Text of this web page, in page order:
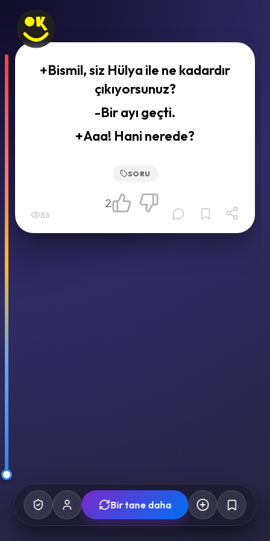
+Bismil, siz Hülya ile ne kadardır
çıkıyorsunuz?
-Bir ayı geçti.
+Aaa! Hani nerede?
SORU
86
2
Bir tane daha